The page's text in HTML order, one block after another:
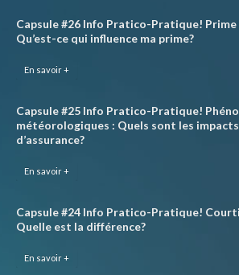
Capsule #26 Info Pratico-Pratique! Prime
Qu’est-ce qui influence ma prime?
En savoir +
Capsule #25 Info Pratico-Pratique!
météorologiques : Quels sont les
d’assurance?
En savoir +
Capsule #24 Info Pratico-Pratique!
Quelle est la différence?
En savoir +